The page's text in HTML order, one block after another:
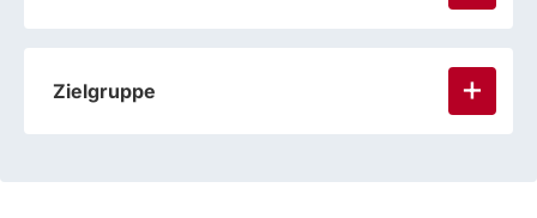
Zielgruppe